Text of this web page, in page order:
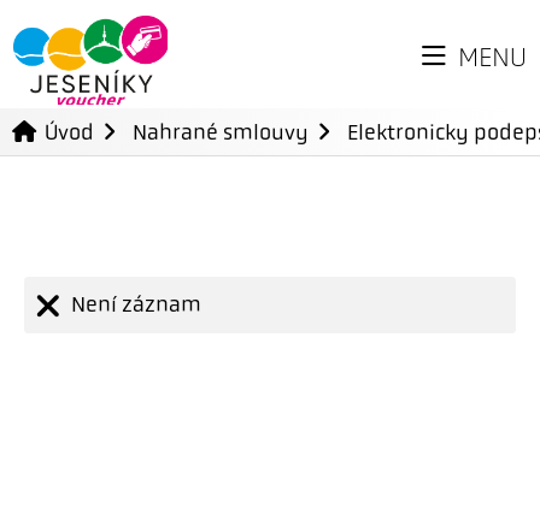
MENU
Úvod Nahrané smlouvy Elektronicky
Není záznam